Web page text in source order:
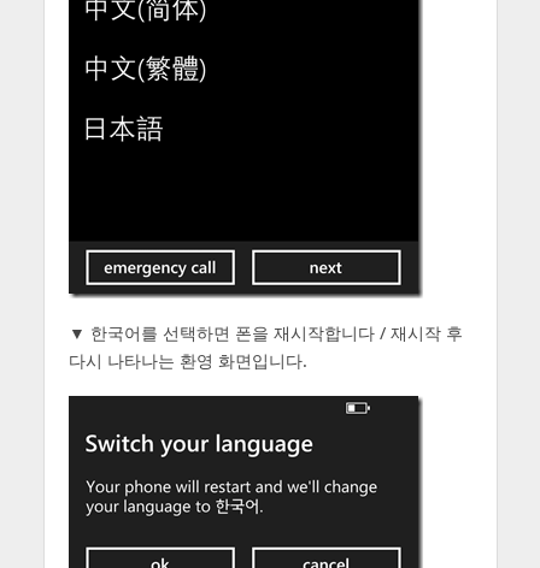
▼ 한국어를 선택하면 폰을 재시작합니다 / 재시작 후
다시 나타나는 환영 화면입니다.